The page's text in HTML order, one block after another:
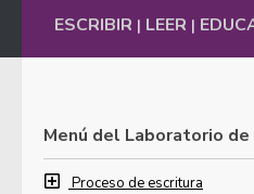
ESCRIBIR | LEER |
Menú del Laboratorio de
Proceso de escritura